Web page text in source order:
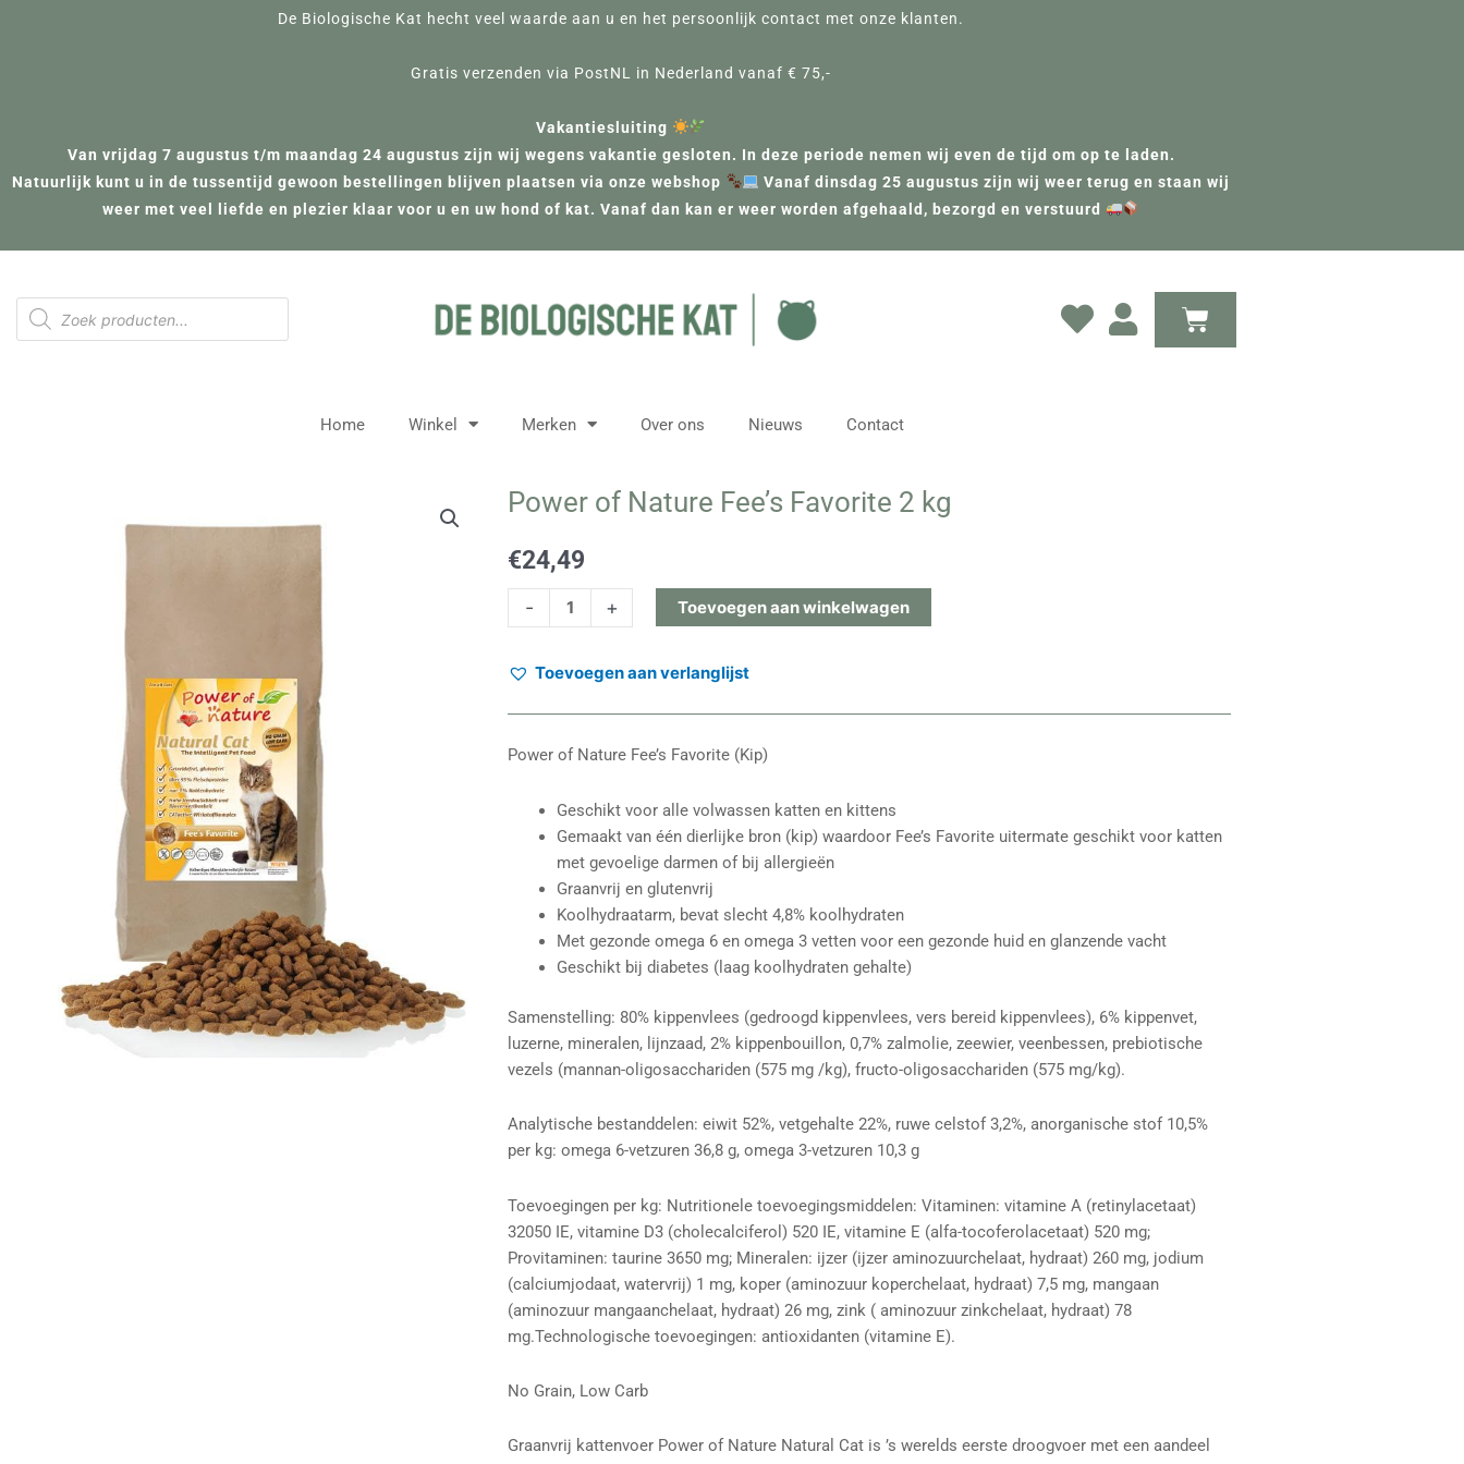
De Biologische Kat hecht veel waarde aan u en het persoonlijk contact met onze klanten.
Gratis verzenden via PostNL in Nederland vanaf € 75,-
Vakantiesluiting
Van vrijdag 7 augustus t/m maandag 24 augustus zijn wij wegens vakantie gesloten. In deze periode nemen wij even de tijd om op te laden.
Natuurlijk kunt u in de tussentijd gewoon bestellingen blijven plaatsen via onze webshop
Vanaf dinsdag 25 augustus zijn wij weer terug en staan wij
weer met veel liefde en plezier klaar voor u en uw hond of kat. Vanaf dan kan er weer worden afgehaald, bezorgd en verstuurd
Producten
zoeken Winkelwagen
Home Winkel Merken Over ons Nieuws Contact
Power of Nature Fee’s Favorite 2 kg
€24,49
-
of
Fee's
kg
+ Toevoegen aan winkelwagen
Toevoegen aan verlanglijst
Power of Nature Fee’s Favorite (Kip)
Geschikt voor alle volwassen katten en kittens
Gemaakt van één dierlijke bron (kip) waardoor Fee’s Favorite uitermate geschikt voor katten
met gevoelige darmen of bij allergieën
Graanvrij en glutenvrij
Koolhydraatarm, bevat slecht 4,8% koolhydraten
Met gezonde omega 6 en omega 3 vetten voor een gezonde huid en glanzende vacht
Geschikt bij diabetes (laag koolhydraten gehalte)
Samenstelling: 80% kippenvlees (gedroogd kippenvlees, vers bereid kippenvlees), 6% kippenvet,
luzerne, mineralen, lijnzaad, 2% kippenbouillon, 0,7% zalmolie, zeewier, veenbessen, prebiotische
vezels (mannan-oligosacchariden (575 mg /kg), fructo-oligosacchariden (575 mg/kg).
Analytische bestanddelen: eiwit 52%, vetgehalte 22%, ruwe celstof 3,2%, anorganische stof 10,5%
per kg: omega 6-vetzuren 36,8 g, omega 3-vetzuren 10,3 g
Toevoegingen per kg: Nutritionele toevoegingsmiddelen: Vitaminen: vitamine A (retinylacetaat)
32050 IE, vitamine D3 (cholecalciferol) 520 IE, vitamine E (alfa-tocoferolacetaat) 520 mg;
Provitaminen: taurine 3650 mg; Mineralen: ijzer (ijzer aminozuurchelaat, hydraat) 260 mg, jodium
(calciumjodaat, watervrij) 1 mg, koper (aminozuur koperchelaat, hydraat) 7,5 mg, mangaan
(aminozuur mangaanchelaat, hydraat) 26 mg, zink ( aminozuur zinkchelaat, hydraat) 78
mg.Technologische toevoegingen: antioxidanten (vitamine E).
No Grain, Low Carb
Graanvrij kattenvoer Power of Nature Natural Cat is ’s werelds eerste droogvoer met een aandeel